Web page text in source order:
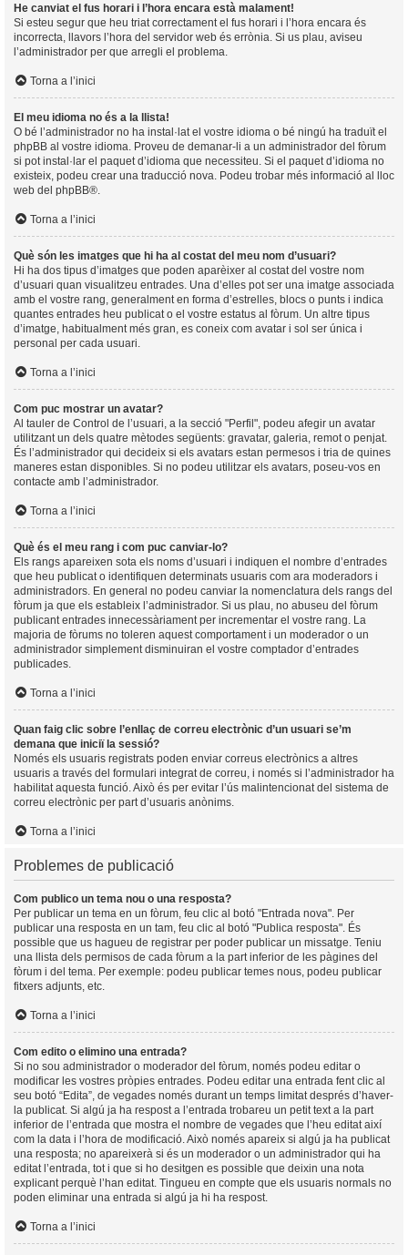
He canviat el fus horari i l’hora encara està malament!
Si esteu segur que heu triat correctament el fus horari i l’hora encara és
incorrecta, llavors l’hora del servidor web és errònia. Si us plau, aviseu
l’administrador per que arregli el problema.
Torna a l’inici
El meu idioma no és a la llista!
O bé l’administrador no ha instal·lat el vostre idioma o bé ningú ha traduït el
phpBB al vostre idioma. Proveu de demanar-li a un administrador del fòrum
si pot instal·lar el paquet d’idioma que necessiteu. Si el paquet d’idioma no
existeix, podeu crear una traducció nova. Podeu trobar més informació al lloc
web del phpBB®.
Torna a l’inici
Què són les imatges que hi ha al costat del meu nom d’usuari?
Hi ha dos tipus d’imatges que poden aparèixer al costat del vostre nom
d’usuari quan visualitzeu entrades. Una d’elles pot ser una imatge associada
amb el vostre rang, generalment en forma d’estrelles, blocs o punts i indica
quantes entrades heu publicat o el vostre estatus al fòrum. Un altre tipus
d’imatge, habitualment més gran, es coneix com avatar i sol ser única i
personal per cada usuari.
Torna a l’inici
Com puc mostrar un avatar?
Al tauler de Control de l’usuari, a la secció "Perfil", podeu afegir un avatar
utilitzant un dels quatre mètodes següents: gravatar, galeria, remot o penjat.
És l’administrador qui decideix si els avatars estan permesos i tria de quines
maneres estan disponibles. Si no podeu utilitzar els avatars, poseu-vos en
contacte amb l’administrador.
Torna a l’inici
Què és el meu rang i com puc canviar-lo?
Els rangs apareixen sota els noms d’usuari i indiquen el nombre d’entrades
que heu publicat o identifiquen determinats usuaris com ara moderadors i
administradors. En general no podeu canviar la nomenclatura dels rangs del
fòrum ja que els estableix l’administrador. Si us plau, no abuseu del fòrum
publicant entrades innecessàriament per incrementar el vostre rang. La
majoria de fòrums no toleren aquest comportament i un moderador o un
administrador simplement disminuiran el vostre comptador d’entrades
publicades.
Torna a l’inici
Quan faig clic sobre l’enllaç de correu electrònic d’un usuari se’m
demana que iniciï la sessió?
Només els usuaris registrats poden enviar correus electrònics a altres
usuaris a través del formulari integrat de correu, i només si l’administrador ha
habilitat aquesta funció. Això és per evitar l’ús malintencionat del sistema de
correu electrònic per part d’usuaris anònims.
Torna a l’inici
Problemes de publicació
Com publico un tema nou o una resposta?
Per publicar un tema en un fòrum, feu clic al botó "Entrada nova". Per
publicar una resposta en un tam, feu clic al botó "Publica resposta". És
possible que us hagueu de registrar per poder publicar un missatge. Teniu
una llista dels permisos de cada fòrum a la part inferior de les pàgines del
fòrum i del tema. Per exemple: podeu publicar temes nous, podeu publicar
fitxers adjunts, etc.
Torna a l’inici
Com edito o elimino una entrada?
Si no sou administrador o moderador del fòrum, només podeu editar o
modificar les vostres pròpies entrades. Podeu editar una entrada fent clic al
seu botó “Edita”, de vegades només durant un temps limitat després d’haver-
la publicat. Si algú ja ha respost a l’entrada trobareu un petit text a la part
inferior de l’entrada que mostra el nombre de vegades que l’heu editat així
com la data i l’hora de modificació. Això només apareix si algú ja ha publicat
una resposta; no apareixerà si és un moderador o un administrador qui ha
editat l’entrada, tot i que si ho desitgen es possible que deixin una nota
explicant perquè l’han editat. Tingueu en compte que els usuaris normals no
poden eliminar una entrada si algú ja hi ha respost.
Torna a l’inici